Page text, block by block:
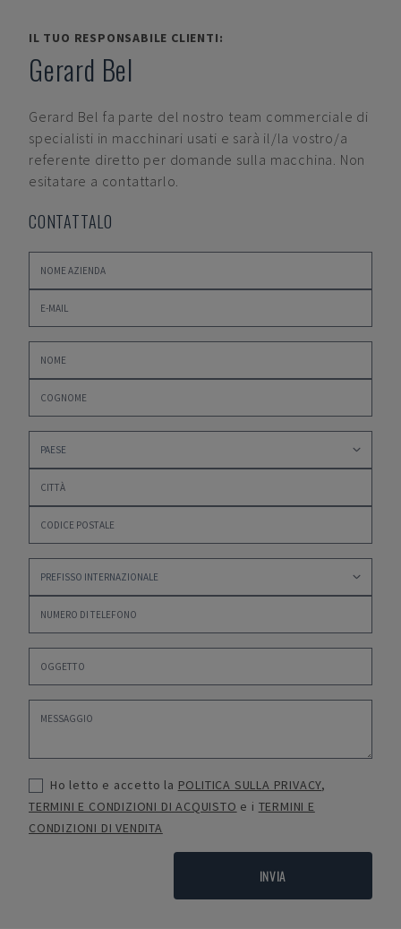
IL TUO RESPONSABILE CLIENTI:
Gerard Bel
Gerard Bel fa parte del nostro team commerciale di
specialisti in macchinari usati e sarà il/la vostro/a
referente diretto per domande sulla macchina. Non
esitatare a contattarlo.
CONTATTALO
Ho letto e accetto la POLITICA SULLA PRIVACY,
TERMINI E CONDIZIONI DI ACQUISTO e i TERMINI E
CONDIZIONI DI VENDITA
INVIA